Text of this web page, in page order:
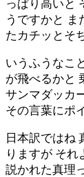
っぱり高いと
うですかと ま
たカチッとそ
いうふうなこ
が飛べるかと
サンマダッカ
その言葉にポ
日本訳ではね
りますが それ
説かれた真理